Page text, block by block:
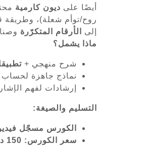
أيضًا على ديون كارمية
روح/توأم شعلة)، وطريقة
إلى
الأرقام المتكرّرة
ماذا يشمل؟
شرح منهجي +
نماذج جاهزة لحساب
إرشادات لفهم
التسليم والصيغة:
الكورس مسجّل
سعر الكورس: 150 دولار.